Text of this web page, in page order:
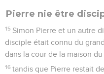
Pierre nie être
15 Simon Pierre et un autre
disciple était connu du
dans la cour de la maison du
16 tandis que Pierre restait